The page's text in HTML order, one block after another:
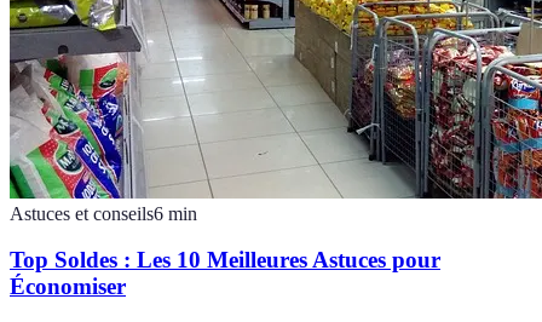
Astuces et conseils6 min
Top Soldes : Les 10 Meilleures Astuces pour
Économiser